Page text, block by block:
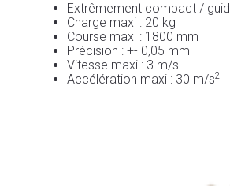
Extrêmement compact /
Charge maxi : 20 kg
Course maxi : 1800 mm
Précision : +- 0,05 mm
Vitesse maxi : 3 m/s
Accélération maxi : 30 m/s2